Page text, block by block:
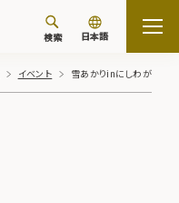
検索 日本語
イベント 雪あかりinにしわが